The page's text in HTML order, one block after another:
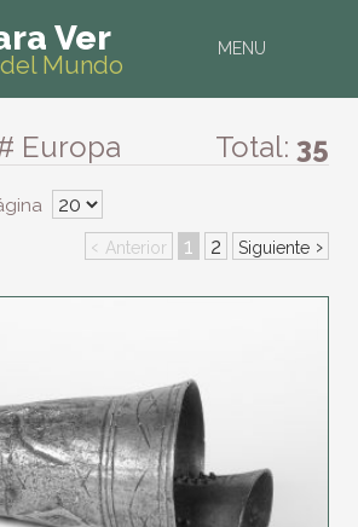
MENU
Ver
Mundo
Europa Total: 35
‹ Anterior 1 2 Siguiente ›